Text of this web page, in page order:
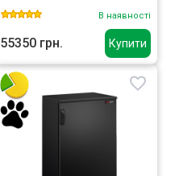
Купити
В наявності
55350 грн.